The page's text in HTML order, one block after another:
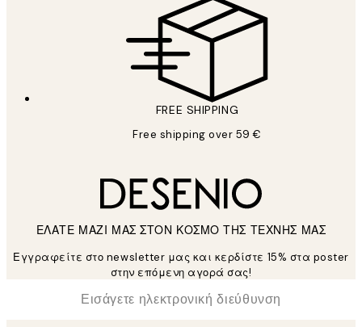
FREE SHIPPING
Free shipping over 59 €
ΕΛΑΤΕ ΜΑΖΙ ΜΑΣ ΣΤΟΝ ΚΟΣΜΟ ΤΗΣ ΤΕΧΝΗΣ ΜΑΣ
Εγγραφείτε στο newsletter μας και κερδίστε 15% στα poster
στην επόμενη αγορά σας!
Ηλεκτρονική Διεύθυνση